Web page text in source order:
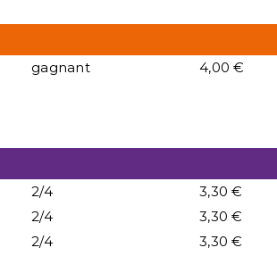
gagnant 4,00 €
2/4
3,30 €
2/4
3,30 €
2/4
3,30 €